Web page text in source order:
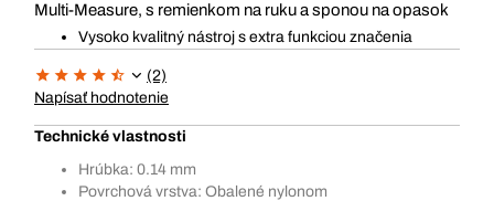
Multi-Measure, s remienkom na ruku a sponou na opasok
Vysoko kvalitný nástroj s extra funkciou značenia
(2)
Napísať hodnotenie
Technické vlastnosti
Hrúbka: 0.14 mm
Povrchová vrstva: Obalené nylonom